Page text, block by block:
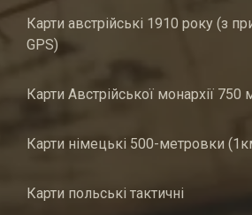
Карти австрійські 1910 року (з
GPS)
Карти Австрійської монархії 750
Карти німецькі 500-метровки
Карти польські тактичні